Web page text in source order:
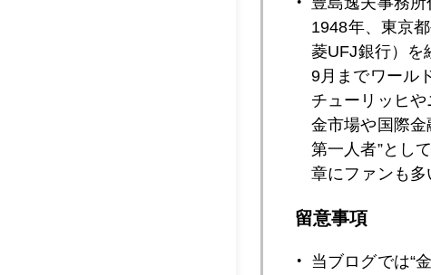
2020年09月18日
2020年09月17日
1948年、東京
菱UFJ銀行）を
9月までワール
チューリッヒ
金市場や国際
第一人者”とし
章にファンも多
留意事項
当ブログでは“